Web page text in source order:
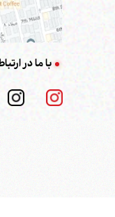
با ما در